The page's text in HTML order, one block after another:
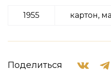
1955 картон,
Поделиться